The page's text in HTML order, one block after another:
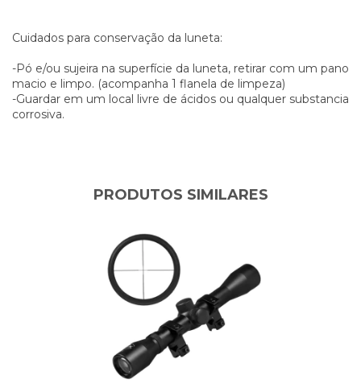
Cuidados para conservação da luneta:
-Pó e/ou sujeira na superfície da luneta, retirar com um pano
macio e limpo. (acompanha 1 flanela de limpeza)
-Guardar em um local livre de ácidos ou qualquer substancia
corrosiva.
PRODUTOS SIMILARES